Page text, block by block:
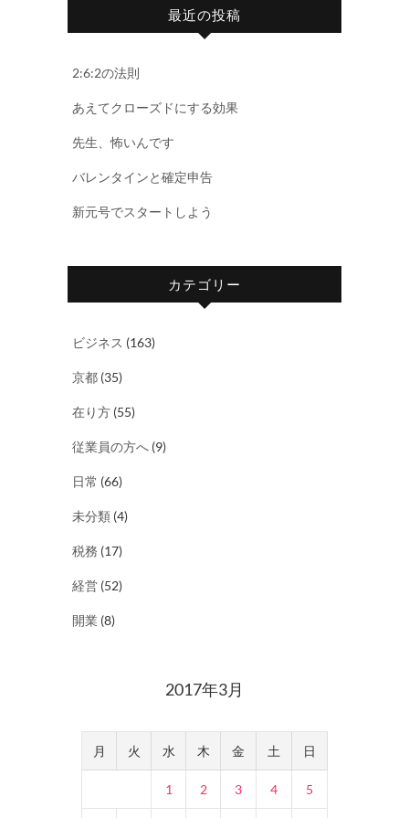
最近の投稿
2:6:2の法則
あえてクローズドにする効果
先生、怖いんです
バレンタインと確定申告
新元号でスタートしよう
カテゴリー
ビジネス (163)
京都 (35)
在り方 (55)
従業員の方へ (9)
日常 (66)
未分類 (4)
税務 (17)
経営 (52)
開業 (8)
2017年3月
月 火 水 木 金 土 日
1 2 3 4 5